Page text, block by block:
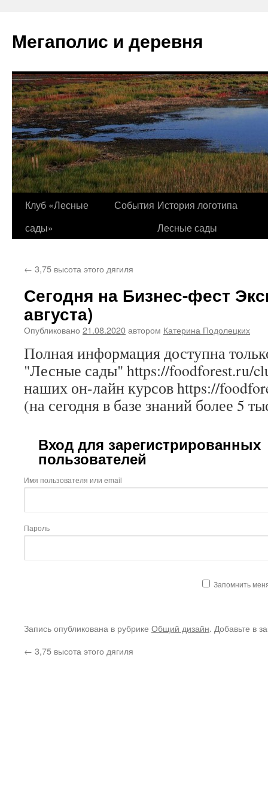
содержимому
Мегаполис и деревня
Клуб «Лесные
сады»
События История логотипа
Лесные сады
← 3,75 высота этого дягиля
Сегодня на Бизнес-фест
августа)
Опубликовано 21.08.2020автором Катерина Подолецких
Полная информация доступна
"Лесные сады" https://foodforest.ru/
наших он-лайн курсов https://
(на сегодня в базе знаний более 5
Вход для зарегистрированных
пользователей
Имя пользователя или email
Пароль
Запомнить
Запись опубликована в рубрике Общий дизайн. Добавьте в
← 3,75 высота этого дягиля